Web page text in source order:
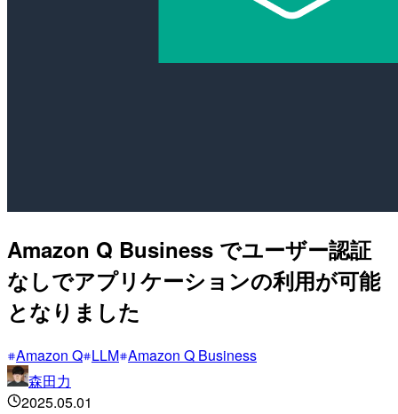
Amazon Q Business でユーザー認証
なしでアプリケーションの利用が可能
となりました
Amazon Q LLM Amazon Q Business
森田力
2025.05.01